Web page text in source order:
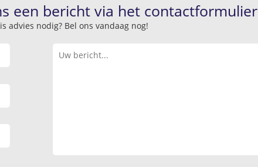
een bericht via het
advies nodig? Bel ons vandaag nog!